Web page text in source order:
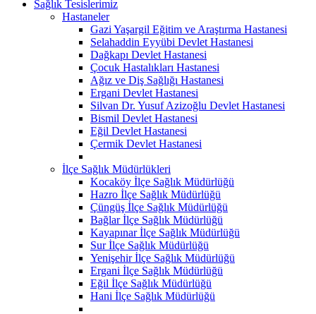
Sağlık Tesislerimiz
Hastaneler
Gazi Yaşargil Eğitim ve Araştırma Hastanesi
Selahaddin Eyyübi Devlet Hastanesi
Dağkapı Devlet Hastanesi
Çocuk Hastalıkları Hastanesi
Ağız ve Diş Sağlığı Hastanesi
Ergani Devlet Hastanesi
Silvan Dr. Yusuf Azizoğlu Devlet Hastanesi
Bismil Devlet Hastanesi
Eğil Devlet Hastanesi
Çermik Devlet Hastanesi
İlçe Sağlık Müdürlükleri
Kocaköy İlçe Sağlık Müdürlüğü
Hazro İlçe Sağlık Müdürlüğü
Çüngüş İlçe Sağlık Müdürlüğü
Bağlar İlçe Sağlık Müdürlüğü
Kayapınar İlçe Sağlık Müdürlüğü
Sur İlçe Sağlık Müdürlüğü
Yenişehir İlçe Sağlık Müdürlüğü
Ergani İlçe Sağlık Müdürlüğü
Eğil İlçe Sağlık Müdürlüğü
Hani İlçe Sağlık Müdürlüğü